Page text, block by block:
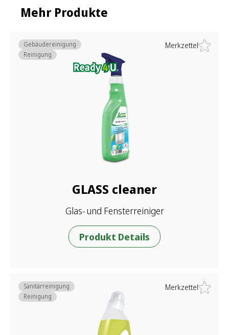
Mehr Produkte
Merkzettel
GLASS cleaner
Glas- und Fensterreiniger
Gebäudereinigung
Reinigung
Produkt Details
Merkzettel
Sanitärreinigung
Reinigung